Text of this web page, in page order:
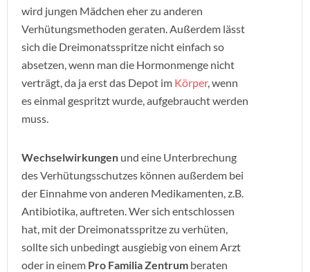
wird jungen Mädchen eher zu anderen
Verhütungsmethoden geraten. Außerdem lässt
sich die Dreimonatsspritze nicht einfach so
absetzen, wenn man die Hormonmenge nicht
verträgt, da ja erst das Depot im Körper, wenn
es einmal gespritzt wurde, aufgebraucht werden
muss.
Wechselwirkungen und eine Unterbrechung
des Verhütungsschutzes können außerdem bei
der Einnahme von anderen Medikamenten, z.B.
Antibiotika, auftreten. Wer sich entschlossen
hat, mit der Dreimonatsspritze zu verhüten,
sollte sich unbedingt ausgiebig von einem Arzt
oder in einem Pro Familia Zentrum beraten